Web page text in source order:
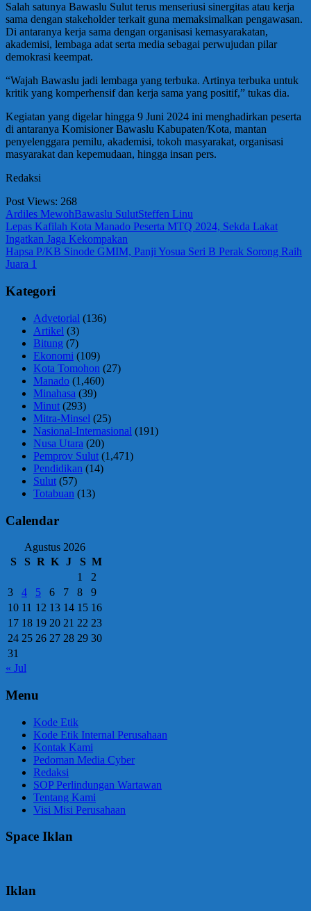
Salah satunya Bawaslu Sulut terus menseriusi sinergitas atau kerja
sama dengan stakeholder terkait guna memaksimalkan pengawasan.
Di antaranya kerja sama dengan organisasi kemasyarakatan,
akademisi, lembaga adat serta media sebagai perwujudan pilar
demokrasi keempat.
“Wajah Bawaslu jadi lembaga yang terbuka. Artinya terbuka untuk
kritik yang komperhensif dan kerja sama yang positif,” tukas dia.
Kegiatan yang digelar hingga 9 Juni 2024 ini menghadirkan peserta
di antaranya Komisioner Bawaslu Kabupaten/Kota, mantan
penyelenggara pemilu, akademisi, tokoh masyarakat, organisasi
masyarakat dan kepemudaan, hingga insan pers.
Redaksi
Post Views: 268
Ardiles MewohBawaslu SulutSteffen Linu
Navigasi
pos
Previous
Post:
Lepas Kafilah Kota Manado Peserta MTQ 2024, Sekda Lakat
Ingatkan Jaga Kekompakan
Next
Post:
Hapsa P/KB Sinode GMIM, Panji Yosua Seri B Perak Sorong Raih
Juara 1
Kategori
Advetorial (136)
Artikel (3)
Bitung (7)
Ekonomi (109)
Kota Tomohon (27)
Manado (1,460)
Minahasa (39)
Minut (293)
Mitra-Minsel (25)
Nasional-Internasional (191)
Nusa Utara (20)
Pemprov Sulut (1,471)
Pendidikan (14)
Sulut (57)
Totabuan (13)
Calendar
Agustus 2026
S
S R K J S M
1
2
3
4 5 6 7 8
9
10 11 12 13 14 15 16
17 18 19 20 21 22 23
24 25 26 27 28 29 30
31
« Jul
Menu
Kode Etik
Kode Etik Internal Perusahaan
Kontak Kami
Pedoman Media Cyber
Redaksi
SOP Perlindungan Wartawan
Tentang Kami
Visi Misi Perusahaan
Space Iklan
Iklan